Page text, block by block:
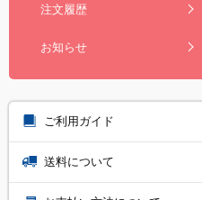
注文履歴
お知らせ
ご利用ガイド
送料について